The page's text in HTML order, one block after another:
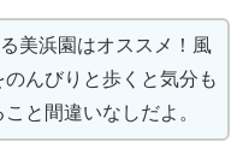
美浜園はオススメ！風
んびりと歩くと気分も
と間違いなしだよ。